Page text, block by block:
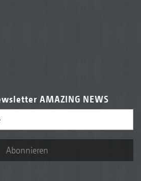
AMAZING NEWS
Abonnieren